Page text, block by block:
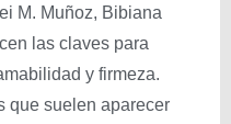
M. Muñoz, Bibiana
las claves para
y firmeza.
que suelen aparecer